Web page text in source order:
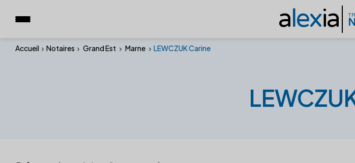
alexia
Accueil Notaires Grand Est Marne LEWCZUK Carine